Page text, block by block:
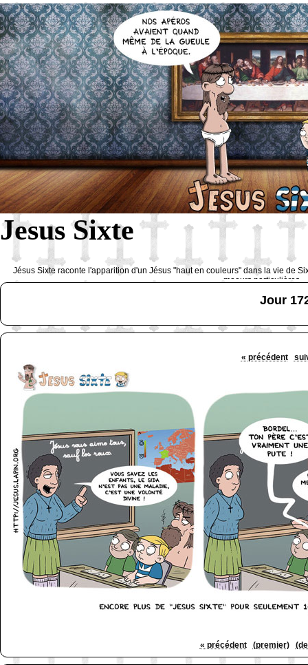
Jesus Sixte
Jésus Sixte raconte l'apparition d'un Jésus "haut en couleurs" dans la vie de
moeurs particulières
http://www.lefabz.com/
Jour
« précédent
« précédent (premier)